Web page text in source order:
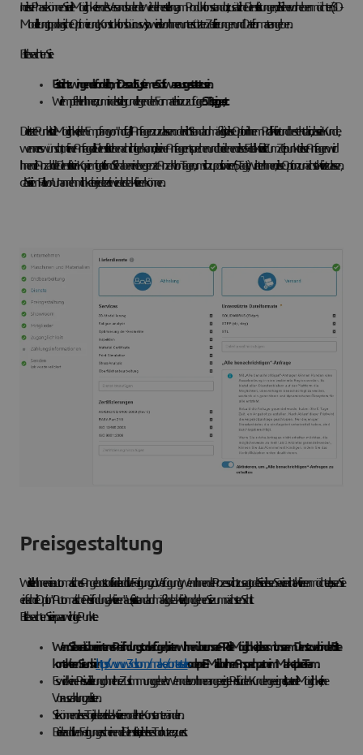
In dieser Phase können Sie die Möglichkeiten des Versands oder der Wiederherstellung am Produktionsstandort, zusätzliche Dienstleistungen, die Sie hervorheben möchten (3D-
Modellierung, topologische Optimierung, Konstruktionsbüro usw.), sowie die von Ihnen unterstützten Zertifizierungen und Dateiformate angeben.
Bitte beachten Sie:
Es ist nicht zwingend erforderlich, mit Dassault Systèmes Software ausgestattet zu sein.
Wir empfehlen Ihnen, zumindest die grundlegenden Formate hinzuzufügen:.STL, .step, .iges, etc.
Der letzte Punkt ist die Möglichkeit, den Empfang von "notify all"-Anfragen zuzulassen oder nicht. Standardmäßig ist diese Option in Ihrem Profil aktiviert und besteht darin, dass ein Kunde,
wenn er es wünscht, mit einer Anfrage alle Dienstleister benachrichtigen kann, die seiner Anfrage entsprechen und bei denen dieses Feld aktiviert ist. Zum Zeitpunkt dieser Anfragen wird
Ihnen die Anzahl der Dienstleister in Kopie mitgeteilt und Sie haben eine begrenzte Anzahl von Tagen, um sich zu positionieren (5 Tage). Wir raten Ihnen, diese Option zunächst aktiviert zu lassen,
da Sie sie im Falle von Unannehmlichkeiten jederzeit wieder deaktivieren können.
Preisgestaltung
Wir stellen Ihnen ein automatisches Angebotstool für die additive Fertigung zur Verfügung. Wenn Ihnen der Prozess nicht zusagt oder Sie diesen Service nicht aktivieren möchten, lassen Sie
einfach die Option "Automatische Preisfindung aktivieren" aus (sie ist standardmäßig deaktiviert) und gehen Sie zum nächsten Schritt.
Bitte beachten Sie ein paar wichtige Punkte:
Wenn Sie bereits über ein internes Preisfindungstool verfügen, bieten wir Ihnen über unsere API die Möglichkeit, dieses mit unserem Dienst zu verbinden: Bitte
kontaktieren Sie uns hierhttps://www.3ds.com/make/contact-salesoder per E-Mail über Ihren Ansprechpartner im Marketplace-Team.
Es wird keine Preisvalidierung ohne Ihre Zustimmung geben: Wenn der von Ihnen angezeigte Preis für den Kunden geeignet ist, hat er die Möglichkeit, eine
Vorauszahlung zu leisten.
Sie können dieses Tool jederzeit deaktivieren oder Ihre Konstanten ändern.
Bei der additiven Fertigung erscheinen die Dienstleister, die dieses Tool nutzen, zuerst.